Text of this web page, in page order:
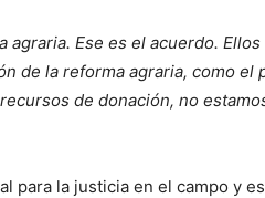
agraria. Ese es el acuerdo.
de la reforma agraria, como
de donación, no
para la justicia en el campo y